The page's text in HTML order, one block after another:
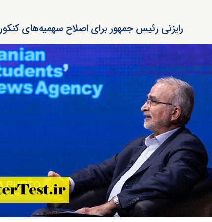
رایزنی رئیس جمهور برای اصلاح سهمیه‌های کنکور